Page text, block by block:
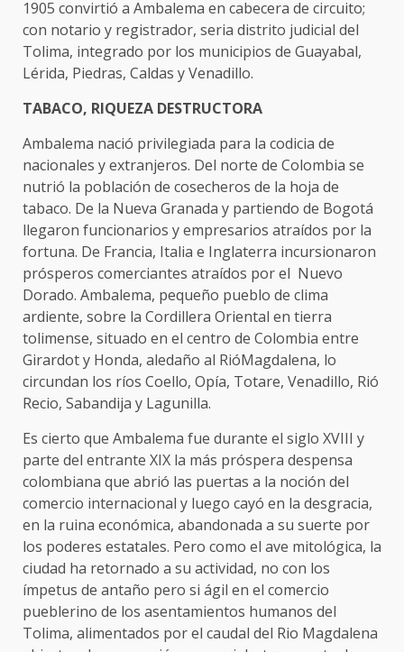
1905 convirtió a Ambalema en cabecera de circuito;
con notario y registrador, seria distrito judicial del
Tolima, integrado por los municipios de Guayabal,
Lérida, Piedras, Caldas y Venadillo.
TABACO, RIQUEZA DESTRUCTORA
Ambalema nació privilegiada para la codicia de
nacionales y extranjeros. Del norte de Colombia se
nutrió la población de cosecheros de la hoja de
tabaco. De la Nueva Granada y partiendo de Bogotá
llegaron funcionarios y empresarios atraídos por la
fortuna. De Francia, Italia e Inglaterra incursionaron
prósperos comerciantes atraídos por el Nuevo
Dorado. Ambalema, pequeño pueblo de clima
ardiente, sobre la Cordillera Oriental en tierra
tolimense, situado en el centro de Colombia entre
Girardot y Honda, aledaño al RióMagdalena, lo
circundan los ríos Coello, Opía, Totare, Venadillo, Rió
Recio, Sabandija y Lagunilla.
Es cierto que Ambalema fue durante el siglo XVIII y
parte del entrante XIX la más próspera despensa
colombiana que abrió las puertas a la noción del
comercio internacional y luego cayó en la desgracia,
en la ruina económica, abandonada a su suerte por
los poderes estatales. Pero como el ave mitológica, la
ciudad ha retornado a su actividad, no con los
ímpetus de antaño pero si ágil en el comercio
pueblerino de los asentamientos humanos del
Tolima, alimentados por el caudal del Rio Magdalena